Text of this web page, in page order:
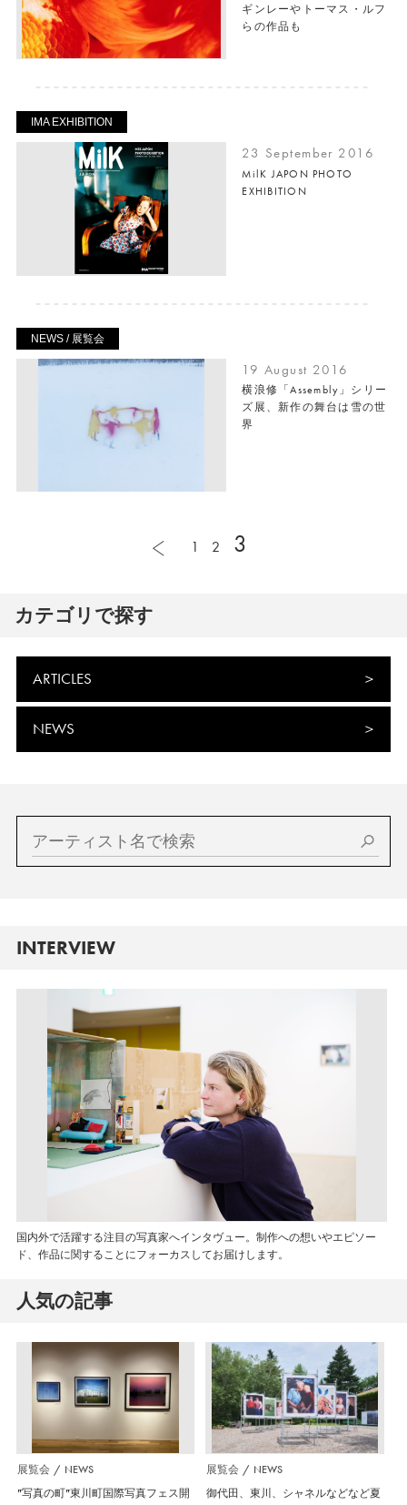
ギンレーやトーマス・ルフ
らの作品も
IMA EXHIBITION
23 September 2016
MilK JAPON PHOTO
EXHIBITION
NEWS / 展覧会
19 August 2016
横浪修「Assembly」シリー
ズ展、新作の舞台は雪の世
界
1 2 3
カテゴリで探す
ARTICLES
NEWS
INTERVIEW
国内外で活躍する注目の写真家へインタヴュー。制作への想いやエピソー
ド、作品に関することにフォーカスしてお届けします。
人気の記事
展覧会 NEWS
”写真の町”東川町国際写真フェス開
展覧会 NEWS
御代田、東川、シャネルなどなど夏